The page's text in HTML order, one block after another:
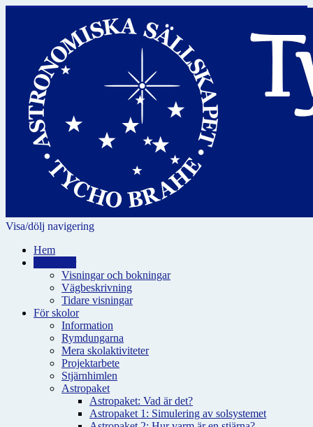
Visa/dölj navigering
Hem
Visningar och bokningar
Vägbeskrivning
Tidare visningar
För skolor
Information
Rymdungarna
Mera skolaktiviteter
Projektarbete
Stjärnhimlen
Astropaket
Astropaket: Vad är det?
Astropaket 1: Simulering av solsystemet